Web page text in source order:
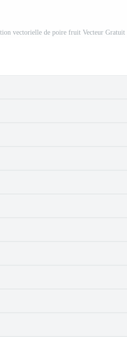
vectorielle de poire fruit Vecteur Gratuit